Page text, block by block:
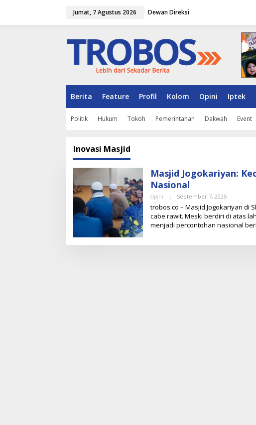
Jumat, 7 Agustus 2026 Dewan Direksi
Berita Feature Profil Kolom Opini Iptek
Politik Hukum Tokoh Pemerintahan Dakwah Event
Inovasi Masjid
Masjid Jogokariyan:
Nasional
Opini | September 7, 2025
E
H
S
A
trobos.co – Masjid Jogokariyan di
cabe rawit. Meski berdiri di atas
menjadi percontohan nasional